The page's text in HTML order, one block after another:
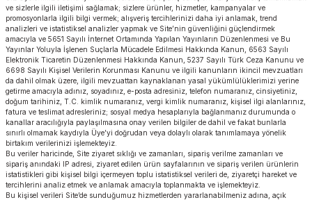
ve sizlerle ilgili iletişimi sağlamak; sizlere ürünler, hizmetler, kampanyalar ve
promosyonlarla ilgili bilgi vermek; alışveriş tercihlerinizi daha iyi anlamak, trend
analizleri ve istatistiksel analizler yapmak ve Site’nin güvenliğini güçlendirmek
amacıyla ve 5651 Sayılı İnternet Ortamında Yapılan Yayınların Düzenlenmesi ve Bu
Yayınlar Yoluyla İşlenen Suçlarla Mücadele Edilmesi Hakkında Kanun, 6563 Sayılı
Elektronik Ticaretin Düzenlenmesi Hakkında Kanun, 5237 Sayılı Türk Ceza Kanunu ve
6698 Sayılı Kişisel Verilerin Korunması Kanunu ve ilgili kanunların ikincil mevzuatları
da dahil olmak üzere, ilgili mevzuattan kaynaklanan yasal yükümlülüklerimizi yerine
getirme amacıyla adınız, soyadınız, e-posta adresiniz, telefon numaranız, cinsiyetiniz,
doğum tarihiniz, T.C. kimlik numaranız, vergi kimlik numaranız, kişisel ilgi alanlarınız,
fatura ve teslimat adresleriniz; sosyal medya hesaplarıyla bağlanmanız durumunda o
kanallar aracılığıyla paylaşılmasına onay verilen bilgiler de dahil ve fakat bunlarla
sınırlı olmamak kaydıyla Üye’yi doğrudan veya dolaylı olarak tanımlamaya yönelik
birtakım verilerinizi işlemekteyiz.
Bu veriler haricinde, Site ziyaret sıklığı ve zamanları, sipariş verilme zamanları ve
sipariş anındaki IP adresi, ziyaret edilen ürün sayfalarının ve sipariş verilen ürünlerin
istatistikleri gibi kişisel bilgi içermeyen toplu istatistiksel verileri de, ziyaretçi hareket ve
tercihlerini analiz etmek ve anlamak amacıyla toplanmakta ve işlemekteyiz.
Bu kişisel verileri Site’de sunduğumuz hizmetlerden yararlanabilmeniz adına, açık